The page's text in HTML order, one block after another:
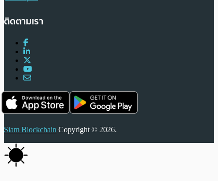
ติดตามเรา
Siam Blockchain Copyright © 2026.